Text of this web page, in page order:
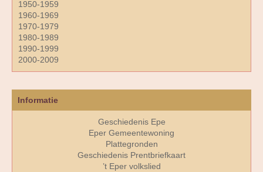
1950-1959
1960-1969
1970-1979
1980-1989
1990-1999
2000-2009
Informatie
Geschiedenis Epe
Eper Gemeentewoning
Plattegronden
Geschiedenis Prentbriefkaart
’t Eper volkslied